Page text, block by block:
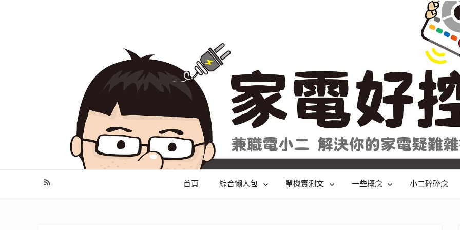
幫你做好功課，看了就知怎麼找出適合自己的家電
首頁 綜合懶人包 單機實測文 一些概念 小二碎碎念